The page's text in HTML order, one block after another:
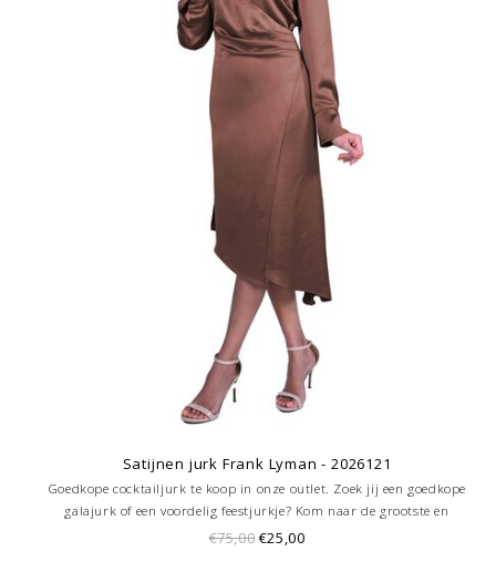
Satijnen jurk Frank Lyman - 2026121
Goedkope cocktailjurk te koop in onze outlet. Zoek jij een goedkope
galajurk of een voordelig feestjurkje? Kom naar de grootste en
goedkoopste galajurken outlet in de regio Amersfoort. Altijd voordelig!
€75,00 €25,00